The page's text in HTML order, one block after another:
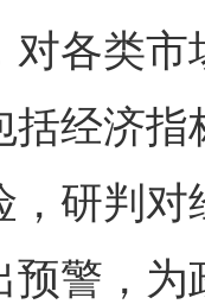
对各类
括经济
，研判
预警，